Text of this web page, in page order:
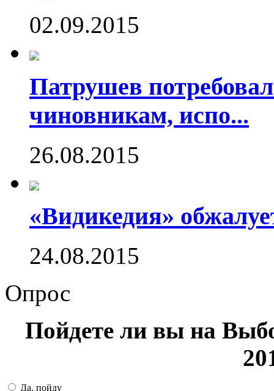
02.09.2015
Патрушев
чиновникам, испо...
26.08.2015
«Видикедия»
24.08.2015
Опрос
Пойдете ли вы на
Да, пойду